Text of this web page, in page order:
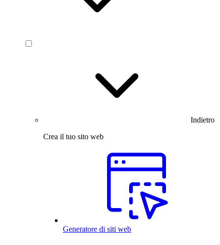
Indietro
Crea il tuo sito web
Generatore di siti web